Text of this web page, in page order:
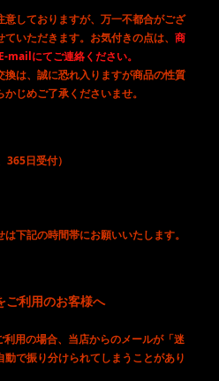
しておりますが、万一不都合がござ
いただきます。お気付きの点は、 商
mailにてご連絡ください。
は、誠に恐れ入りますが商品の性質
じめご了承くださいませ。
365日受付）
下記の時間帯にお願いいたします。
ご利用のお客様へ
用の場合、当店からのメールが「迷
で振り分けられてしまうことがあり